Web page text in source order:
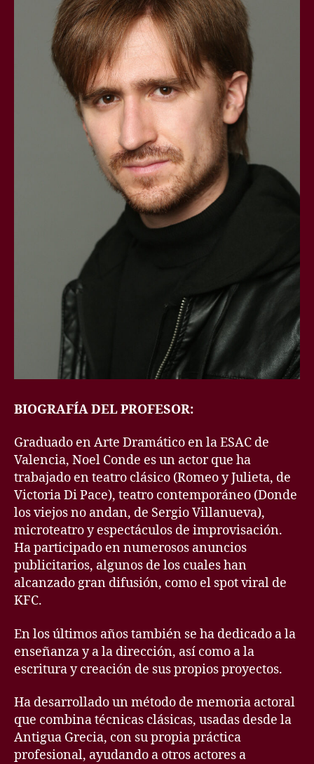
BIOGRAFÍA DEL PROFESOR:
Graduado en Arte Dramático en la ESAC de
Valencia, Noel Conde es un actor que ha
trabajado en teatro clásico (Romeo y Julieta, de
Victoria Di Pace), teatro contemporáneo (Donde
los viejos no andan, de Sergio Villanueva),
microteatro y espectáculos de improvisación.
Ha participado en numerosos anuncios
publicitarios, algunos de los cuales han
alcanzado gran difusión, como el spot viral de
KFC.
En los últimos años también se ha dedicado a la
enseñanza y a la dirección, así como a la
escritura y creación de sus propios proyectos.
Ha desarrollado un método de memoria actoral
que combina técnicas clásicas, usadas desde la
Antigua Grecia, con su propia práctica
profesional, ayudando a otros actores a